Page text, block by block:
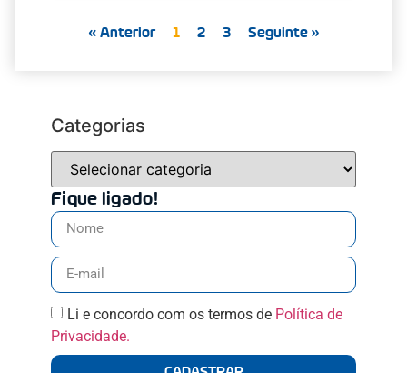
« Anterior 1 2 3 Seguinte »
Categorias
Fique ligado!
Li e concordo com os termos de Política de
Privacidade.